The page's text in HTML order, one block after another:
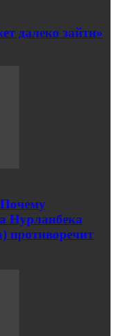
далеко зайти»
Нурланбека
противоречит